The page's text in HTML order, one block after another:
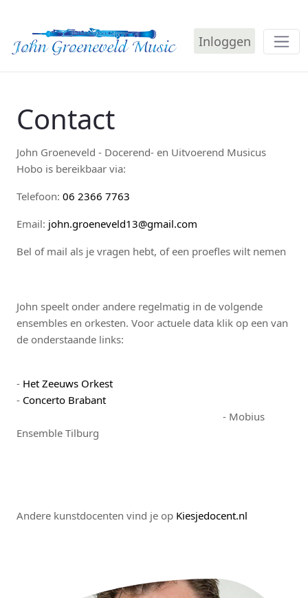
Inloggen
Contact
John Groeneveld - Docerend- en Uitvoerend Musicus
Hobo is bereikbaar via:
Telefoon: 06 2366 7763
Email: john.groeneveld13@gmail.com
Bel of mail als je vragen hebt, of een proefles wilt nemen
John speelt onder andere regelmatig in de volgende
ensembles en orkesten. Voor actuele data klik op een van
de onderstaande links:
- Het Zeeuws Orkest
- Concerto Brabant
- Mobius
Ensemble Tilburg
Andere kunstdocenten vind je op Kiesjedocent.nl